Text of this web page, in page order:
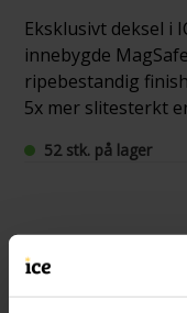
Eksklusivt deksel i
innebygde
ripebestandig
5x mer slitesterkt
52 stk. på lager